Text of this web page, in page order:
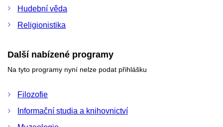
Hudební věda
Religionistika
Další nabízené programy
Na tyto programy nyní nelze podat přihlášku
Filozofie
Informační studia a knihovnictví